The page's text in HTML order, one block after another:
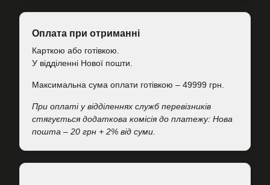
Оплата при отриманні
Карткою або готівкою.
У відділенні Нової пошти.
Максимальна сума оплати готівкою – 49999 грн.
При оплаті у відділеннях служб перевізників
стягується додаткова комісія до платежу: Нова
пошта – 20 грн + 2% від суми.